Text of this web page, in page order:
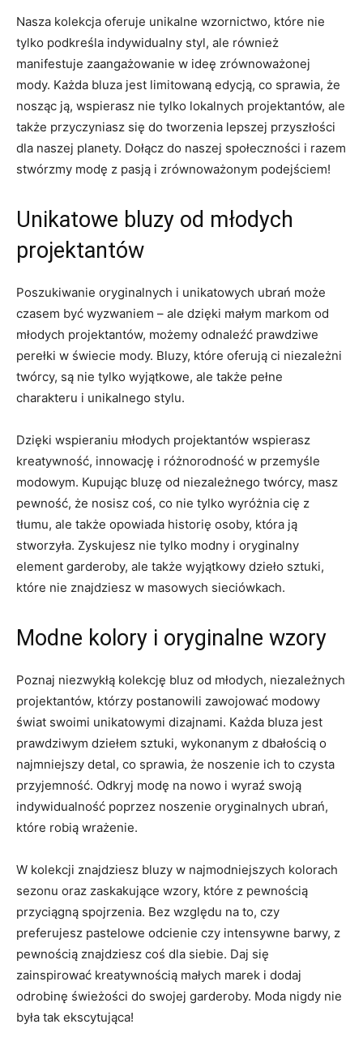
Nasza kolekcja oferuje unikalne wzornictwo, które nie
tylko⁤ podkreśla indywidualny styl, ale​ również
‍manifestuje zaangażowanie w⁢ ideę⁤ zrównoważonej
⁢mody. Każda bluza jest limitowaną edycją, co sprawia,⁤ że⁤
nosząc ją,⁣ wspierasz nie tylko lokalnych projektantów, ale⁣
także przyczyniasz się do tworzenia lepszej przyszłości
dla naszej‌ planety. Dołącz do‍ naszej społeczności i‌ razem
stwórzmy modę z pasją i‌ zrównoważonym ⁢podejściem!
Unikatowe‍ bluzy ​od młodych
projektantów
Poszukiwanie oryginalnych⁣ i unikatowych ubrań może
czasem być wyzwaniem – ale dzięki małym markom od
młodych projektantów, możemy odnaleźć prawdziwe
perełki w świecie mody. Bluzy,⁣ które oferują ‌ci⁤ niezależni
twórcy, są nie tylko wyjątkowe, ale także pełne
charakteru i unikalnego stylu.
Dzięki wspieraniu młodych projektantów wspierasz
kreatywność, ​innowację i różnorodność w przemyśle‍
modowym. Kupując bluzę od niezależnego twórcy, masz
pewność, że nosisz⁢ coś,⁣ co nie tylko wyróżnia cię z
tłumu, ale⁤ także opowiada historię osoby, która ją
stworzyła. Zyskujesz nie tylko⁤ modny i oryginalny
element garderoby, ale ‌także wyjątkowy dzieło sztuki,
które nie znajdziesz w masowych sieciówkach.
Modne kolory i oryginalne wzory
Poznaj ‍niezwykłą kolekcję bluz od młodych, niezależnych
projektantów,⁢ którzy postanowili zawojować modowy
świat‍ swoimi unikatowymi dizajnami. Każda bluza jest
prawdziwym dziełem sztuki, wykonanym ‌z ⁣dbałością o
najmniejszy ⁣detal, ‍co sprawia, że noszenie ich to czysta⁣
przyjemność. ‍Odkryj modę ​na nowo i wyraź swoją
indywidualność poprzez noszenie ​oryginalnych ubrań,
które ⁤robią‌ wrażenie.
W kolekcji znajdziesz bluzy w najmodniejszych kolorach
sezonu oraz zaskakujące ​wzory, które z pewnością
przyciągną spojrzenia. ⁤Bez względu na to, czy⁤
preferujesz pastelowe odcienie czy intensywne barwy, z
pewnością znajdziesz coś​ dla siebie. Daj się⁤
zainspirować ⁤kreatywnością małych marek i ‌dodaj
odrobinę świeżości do ​swojej garderoby. Moda nigdy nie
była‍ tak ekscytująca!